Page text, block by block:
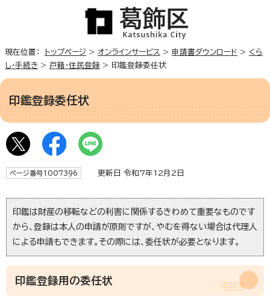
現在位置： トップページ > オンラインサービス > 申請書ダウンロード > くら
し・手続き > 戸籍・住民登録 > 印鑑登録委任状
印鑑登録委任状
ページ番号1007396 更新日 令和7年12月2日
印鑑は財産の移転などの利害に関係するきわめて重要なものです
から、登録は本人の申請が原則ですが、やむを得ない場合は代理人
による申請もできます。その際には、委任状が必要となります。
印鑑登録用の委任状